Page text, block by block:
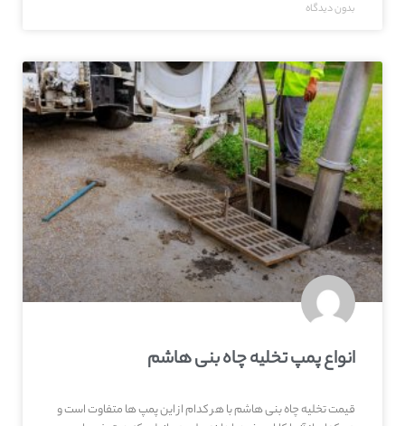
بدون دیدگاه
انواع پمپ تخلیه چاه بنی هاشم
قیمت تخلیه چاه بنی هاشم با هر کدام از این پمپ ها متفاوت است و